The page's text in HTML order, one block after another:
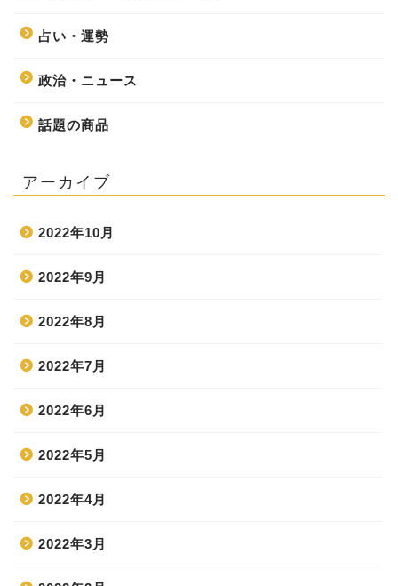
占い・運勢
政治・ニュース
話題の商品
アーカイブ
2022年10月
2022年9月
2022年8月
2022年7月
2022年6月
2022年5月
2022年4月
2022年3月